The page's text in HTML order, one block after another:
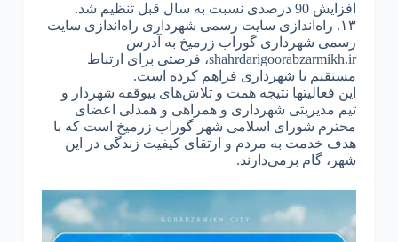
افزایش 90 درصدی نسبت به سال قبل تنظیم شد.
۱۳. راه‌اندازی سایت رسمی شهرداری راه‌اندازی سایت
رسمی شهرداری گوراب زرمیخ به آدرس
shahrdarigoorabzarmikh.ir، فرصتی برای ارتباط
مستقیم با شهرداری فراهم کرده است.
این فعالیتها نتیجه همت و تلاش‌های بیوقفه شهردار و
تیم مدیریتی شهرداری و همراهی و همدلی اعضای
محترم شورای اسلامی شهر گوراب زرمیخ است که با
هدف خدمت به مردم و ارتقای کیفیت زندگی در این
شهر، گام برمی‌دارند.